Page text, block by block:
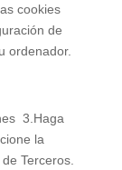
cookies
de
ordenador.
3.Haga
la
Terceros.